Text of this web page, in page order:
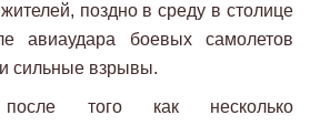
поздно в среду в столице
авиаудара боевых самолетов
сильные взрывы.
того как несколько